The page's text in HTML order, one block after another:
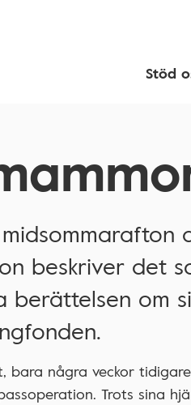
Stöd
beskriver det
berättelsen om
bara några veckor
Trots sina